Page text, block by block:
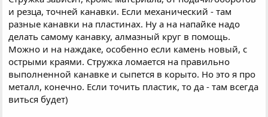
и резца, точней канавки. Если механический - там
разные канавки на пластинах. Ну а на напайке надо
делать самому канавку, алмазный круг в помощь.
Можно и на наждаке, особенно если камень новый, с
острыми краями. Стружка ломается на правильно
выполненной канавке и сыпется в корыто. Но это я про
металл, конечно. Если точить пластик, то да - там всегда
виться будет)